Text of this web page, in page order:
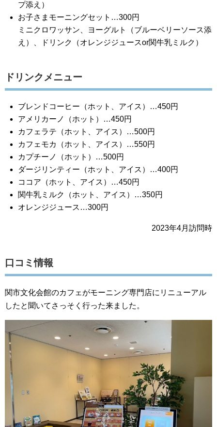
プ添え）
お子さまモーニングセット…300円
ミニクロワッサン、ヨーグルト（ブルーベリーソース添
え）、ドリンク（オレンジジュースor関牛乳ミルク）
ドリンクメニュー
ブレンドコーヒー（ホット、アイス）…450円
アメリカーノ（ホット）…450円
カフェラテ（ホット、アイス）…500円
カフェモカ（ホット、アイス）…550円
カプチーノ（ホット）…500円
ダージリンティー（ホット、アイス）…400円
ココア（ホット、アイス）…450円
関牛乳ミルク（ホット、アイス）…350円
オレンジジュース…300円
2023年4月訪問時
口コミ情報
関市文化会館のカフェがモーニング専門店にリニューアル
したと聞いてさっそく行った来ました。